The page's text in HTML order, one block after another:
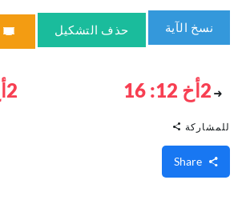
نسخ الآية حذف التشكيل
2أخ 12: 16 2أخ 12: 14
للمشاركة